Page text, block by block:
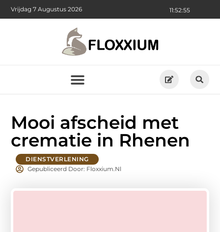
11:52:56
Vrijdag 7 Augustus 2026
Mooi afscheid met
crematie in Rhenen
DIENSTVERLENING
Gepubliceerd Door: Floxxium.nl